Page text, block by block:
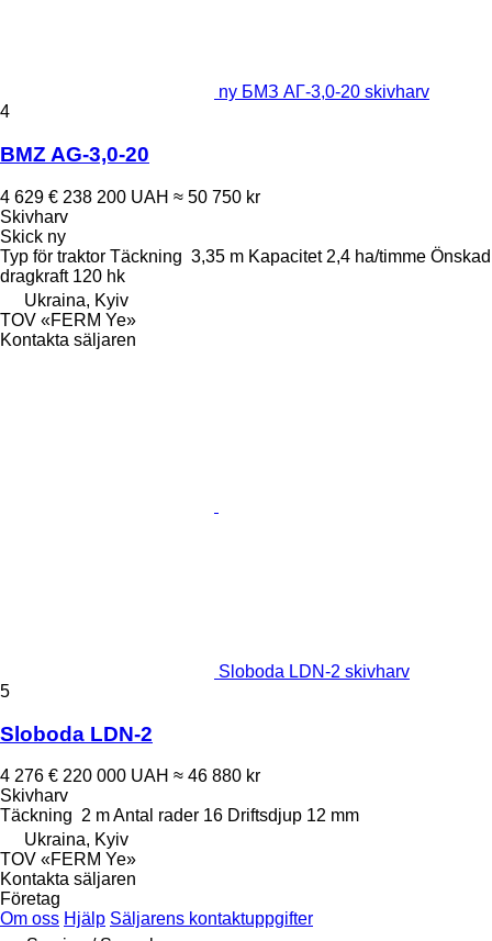
ny БМЗ АГ-3,0-20 skivharv
4
BMZ AG-3,0-20
4 629 € 238 200 UAH ≈ 50 750 kr
Skivharv
Skick ny
Typ för traktor Täckning 3,35 m Kapacitet 2,4 ha/timme Önskad
dragkraft 120 hk
Ukraina, Kyiv
TOV «FERM Ye»
Kontakta säljaren
Sloboda LDN-2 skivharv
5
Sloboda LDN-2
4 276 € 220 000 UAH ≈ 46 880 kr
Skivharv
Täckning 2 mAntal rader 16 Driftsdjup 12 mm
Ukraina, Kyiv
TOV «FERM Ye»
Kontakta säljaren
Företag
Om oss Hjälp Säljarens kontaktuppgifter